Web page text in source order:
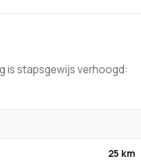
is stapsgewijs verhoogd:
25 km